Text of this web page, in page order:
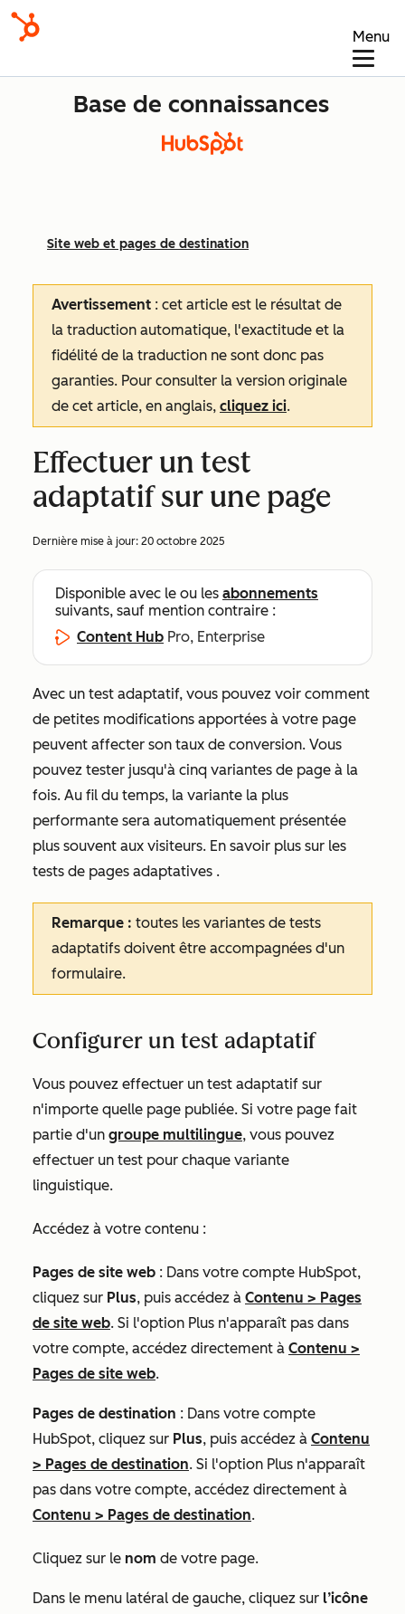
Menu
Base de connaissances
Site web et pages de destination
Avertissement : cet article est le résultat de
la traduction automatique, l'exactitude et la
fidélité de la traduction ne sont donc pas
garanties. Pour consulter la version originale
de cet article, en anglais, cliquez ici.
Effectuer un test
adaptatif sur une page
Dernière mise à jour: 20 octobre 2025
Disponible avec le ou les abonnements
suivants, sauf mention contraire :
Content Hub Pro, Enterprise
Avec un test adaptatif, vous pouvez voir comment
de petites modifications apportées à votre page
peuvent affecter son taux de conversion. Vous
pouvez tester jusqu'à cinq variantes de page à la
fois. Au fil du temps, la variante la plus
performante sera automatiquement présentée
plus souvent aux visiteurs. En savoir plus sur les
tests de pages adaptatives .
Remarque : toutes les variantes de tests
adaptatifs doivent être accompagnées d'un
formulaire.
Configurer un test adaptatif
Vous pouvez effectuer un test adaptatif sur
n'importe quelle page publiée. Si votre page fait
partie d'un groupe multilingue, vous pouvez
effectuer un test pour chaque variante
linguistique.
Accédez à votre contenu :
Pages de site web : Dans votre compte HubSpot,
cliquez sur Plus, puis accédez à Contenu > Pages
de site web. Si l'option Plus n'apparaît pas dans
votre compte, accédez directement à Contenu >
Pages de site web.
Pages de destination : Dans votre compte
HubSpot, cliquez sur Plus, puis accédez à Contenu
> Pages de destination. Si l'option Plus n'apparaît
pas dans votre compte, accédez directement à
Contenu > Pages de destination.
Cliquez sur le nom de votre page.
Dans le menu latéral de gauche, cliquez sur l’icône